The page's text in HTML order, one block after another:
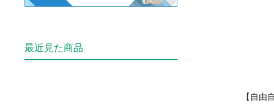
【自由
最近見た商品